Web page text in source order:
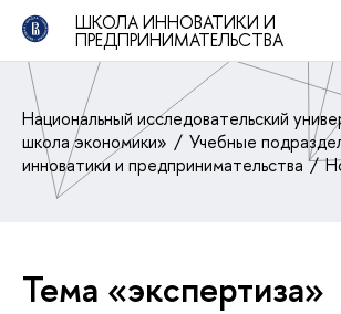
ШКОЛА ИННОВАТИКИ И
ПРЕДПРИНИМАТЕЛЬСТВА
Национальный исследовательский
школа экономики»
Учебные
инноватики и предпринимательства
Тема «экспертиза»